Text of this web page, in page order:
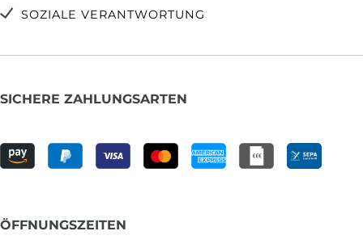
SOZIALE VERANTWORTUNG
SICHERE ZAHLUNGSARTEN
ÖFFNUNGSZEITEN